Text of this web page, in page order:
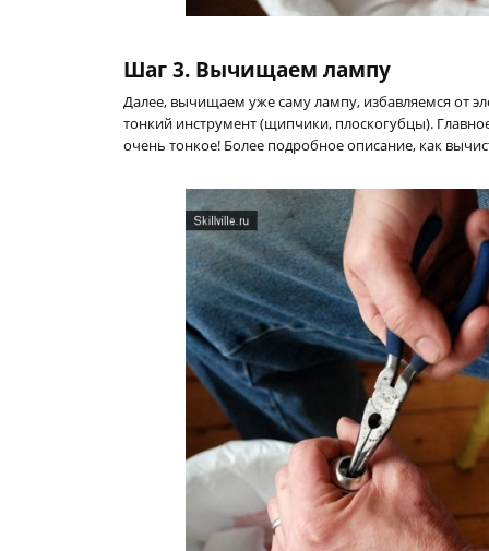
Шаг 3. Вычищаем лампу
Далее, вычищаем уже саму лампу, избавляемся от
тонкий инструмент (щипчики, плоскогубцы).
очень тонкое! Более подробное описание, как